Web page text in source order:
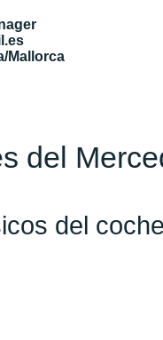
Mallorca
del
del coche